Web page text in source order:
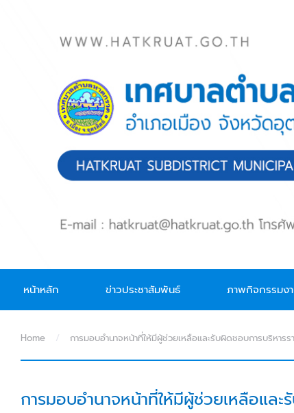
หน้าหลัก ข่าวประชาสัมพันธ์ ภาพกิจกรรมง
Home การมอบอำนาจหน้าที่ให้มีผู้ช่วยเหลือและรับผิดชอบการบริหารร
การมอบอำนาจหน้าที่ให้มีผู้ช่วยเหลือแล